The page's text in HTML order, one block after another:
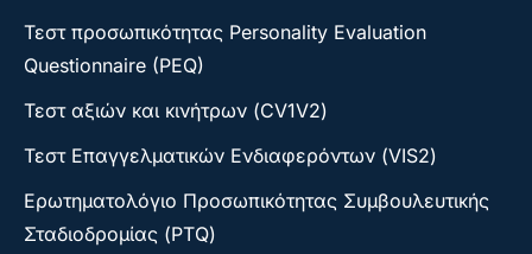
Τεστ προσωπικότητας Personality Evaluation
Questionnaire (PEQ)
Τεστ αξιών και κινήτρων (CV1V2)
Τεστ Επαγγελματικών Ενδιαφερόντων (VIS2)
Ερωτηματολόγιο Προσωπικότητας Συμβουλευτικής
Σταδιοδρομίας (PTQ)